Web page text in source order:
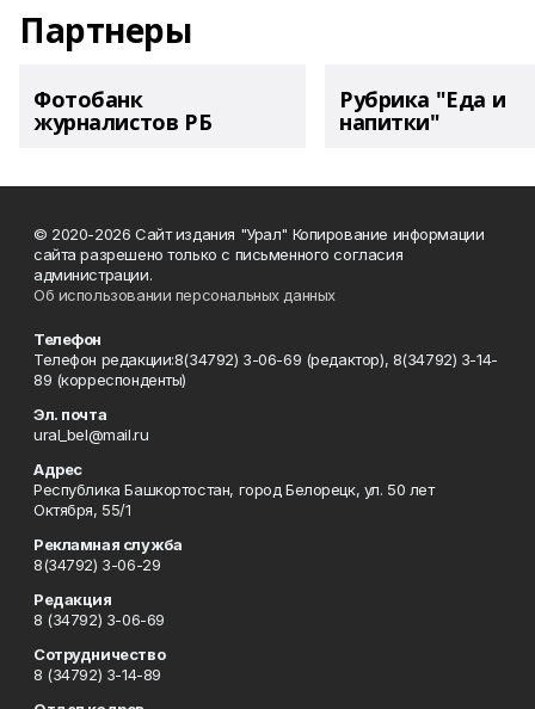
Партнеры
Фотобанк
журналистов РБ
Рубрика "Еда и
напитки"
© 2020-2026 Сайт издания "Урал" Копирование информации
сайта разрешено только с письменного согласия
администрации.
Об использовании персональных данных
Телефон
Телефон редакции:8(34792) 3-06-69 (редактор), 8(34792) 3-14-
89 (корреспонденты)
Эл. почта
ural_bel@mail.ru
Адрес
Республика Башкортостан, город Белорецк, ул. 50 лет
Октября, 55/1
Рекламная служба
8(34792) 3-06-29
Редакция
8 (34792) 3-06-69
Сотрудничество
8 (34792) 3-14-89